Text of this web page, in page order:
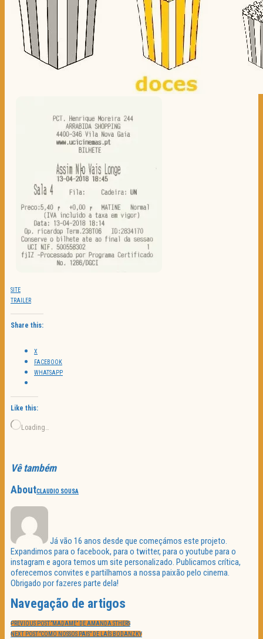
SITE
TRAILER
Share this:
X
FACEBOOK
WHATSAPP
Like this:
Loading…
Vê também
AboutCLAUDIO SOUSA
Já vão 16 anos desde que começámos este projeto.
Expandimos para o facebook, para o twitter, para o youtube para o
instagram e agora temos um site personalizado. Publicamos crítica,
oferecemos convites e partilhamos a nossa paixão pelo cinema.
Obrigado por fazeres parte dela!
Navegação de artigos
PREVIOUS POST:“MADAME” DE AMANDA STHERS
NEXT POST:“COMO NOSSOS PAIS” DE LAÍS BODANZKY